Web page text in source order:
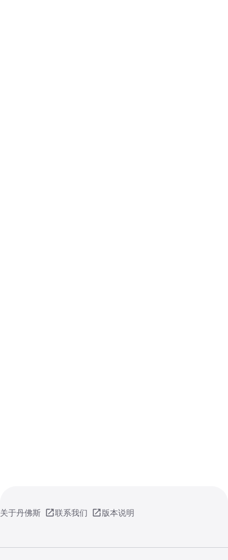
关于丹佛斯 联系我们 版本说明